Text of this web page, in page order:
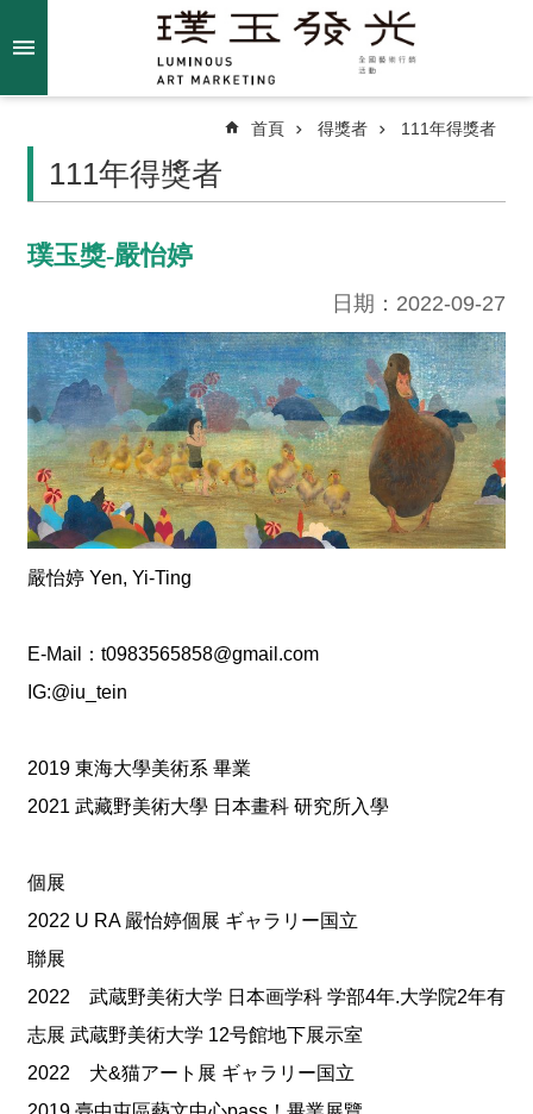
跳到主要內容區塊
階
關
於
最
新
消
息
得
獎
專
輯
得
者
活
影
動
紀
下
載
首頁 得獎者 111年得獎者
111年得獎者
璞玉獎-嚴怡婷
日期：2022-09-27
嚴怡婷 Yen, Yi-Ting
E-Mail：t0983565858@gmail.com
IG:@iu_tein
2019 東海大學美術系 畢業
2021 武藏野美術大學 日本畫科 研究所入學
個展
2022 U RA 嚴怡婷個展 ギャラリー国立
聯展
2022 武蔵野美術大学 日本画学科 学部4年.大学院2年有
志展 武蔵野美術大学 12号館地下展示室
2022 犬&猫アート展 ギャラリー国立